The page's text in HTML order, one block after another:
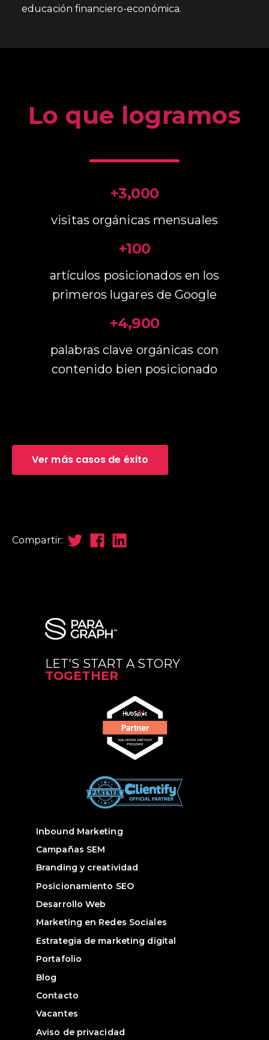
educación financiero-económica.
Lo que logramos
+3,000
visitas orgánicas mensuales
+100
artículos posicionados en los
primeros lugares de Google
+4,900
palabras clave orgánicas con
contenido bien posicionado
Ver más casos de éxito
Compartir:
LET'S START A STORY
TOGETHER
Inbound Marketing
Campañas SEM
Branding y creatividad
Posicionamiento SEO
Desarrollo Web
Marketing en Redes Sociales
Estrategia de marketing digital
Portafolio
Blog
Contacto
Vacantes
Aviso de privacidad